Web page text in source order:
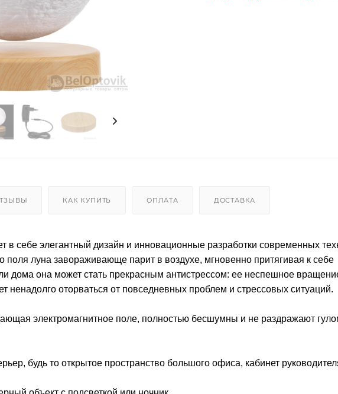
КАК КУПИТЬ ОПЛАТА ДОСТАВКА
в себе элегантный дизайн и инновационные разработки современных
поля луна завораживающе парит в воздухе, мгновенно притягивая к себе
дома она может стать прекрасным антистрессом: ее неспешное
ненадолго оторваться от повседневных проблем и стрессовых ситуаций.
электромагнитное поле, полностью бесшумны и не раздражают
будь то открытое пространство большого офиса, кабинет